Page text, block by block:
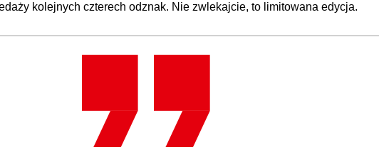
kolejnych czterech odznak. Nie zwlekajcie, to limitowana edycja.